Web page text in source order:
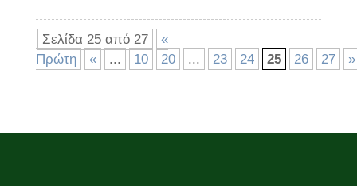
Σελίδα 25 από 27
«
Πρώτη
« ... 10 20 ... 23 24 25 26 27 »